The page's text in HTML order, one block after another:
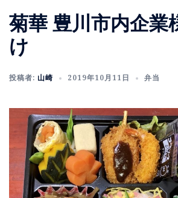
菊華 豊川市内企業
け
投稿者: 山崎 2019年10月11日 弁当